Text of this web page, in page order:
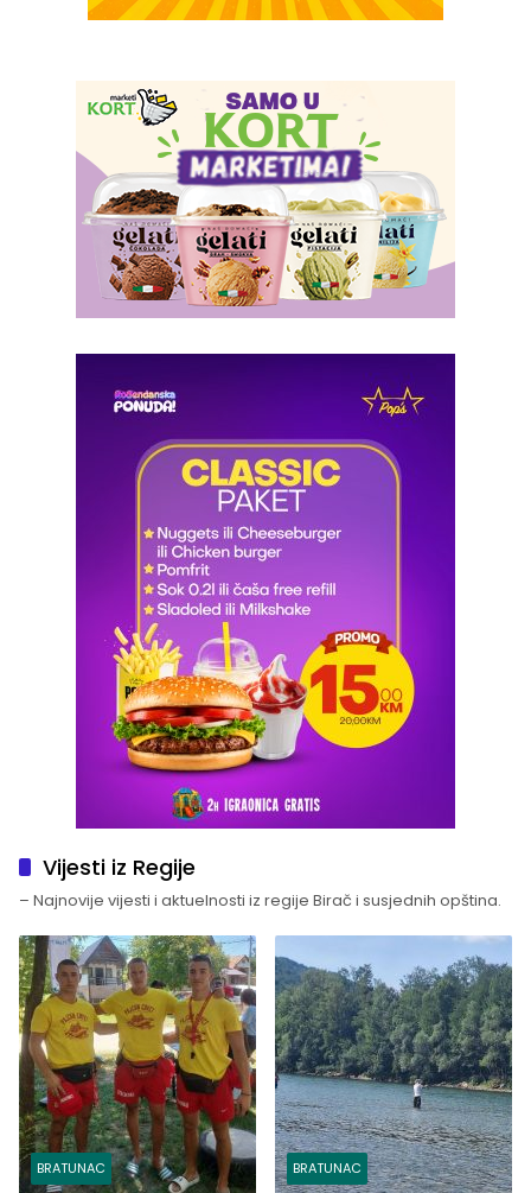
Vijesti iz Regije
– Najnovije vijesti i aktuelnosti iz regije Birač i susjednih opština.
BRATUNAC BRATUNAC